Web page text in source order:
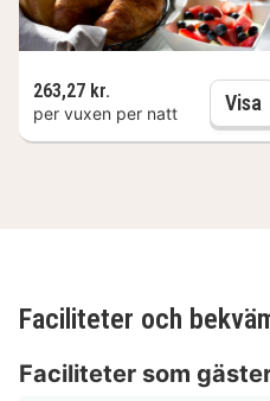
263,27 kr.
per vuxen per natt Visa
Faciliteter och
Faciliteter som